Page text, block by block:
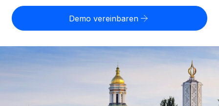
Contractor Management
Auslagern von komplexen HR-Aufgaben
Remote im Vergleich
Vergleiche mit unseren Mitbewerbern
Startups
Agile HR- und Payroll-Lösungen für wachsende
Länderspezifische Berechnung der
Honorarzahlungen berechnen
Informationen zu möglichen Währungen und
Abwicklungsfristen für globale Freelancer:innen
English
Nederlands
Demo vereinbaren